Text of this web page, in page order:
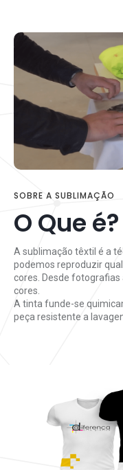
SOBRE A SUBLIMAÇÃO
O Que é?
A sublimação têxtil é a
podemos reproduzir
cores. Desde
cores.
A tinta funde-se
peça resistente a